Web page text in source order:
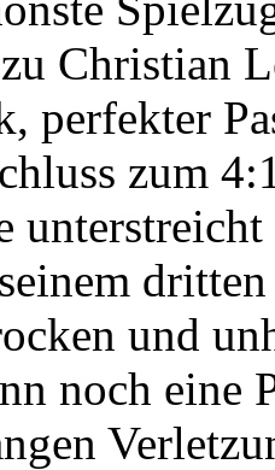
Christian
perfekter
zum
und
noch eine